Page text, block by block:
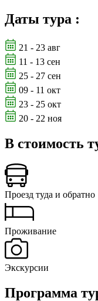
Даты тура :
21 - 23 авг
11 - 13 сен
25 - 27 сен
09 - 11 окт
23 - 25 окт
20 - 22 ноя
В стоимость
Проезд туда и обратно
Проживание
Экскурсии
Программа